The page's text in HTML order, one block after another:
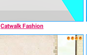
Catwalk Fashion